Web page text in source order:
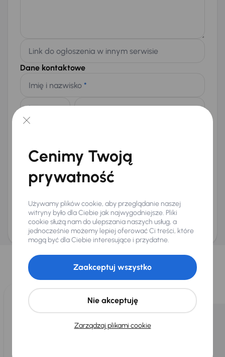
Link do ogłoszenia w innym serwisie
Dane kontaktowe
Imię i nazwisko *
Chcę otrzymywać informacje o ofertach rabatowych
Na e-mail(opcjonalnie)
Na numer telefonu (opcjonalnie)
Zwracamy uwagę, że umówienie spotkania nie jest równoznaczne z rezerwacją
ani zagwarantowaną dostępnością pojazdu. AURES Holdings a.s., z siedzibą
Dopraváků 874/15, Čimice, 184 00 Praga 8, będzie przechowywać i przetwarzać
Twoje dane osobowe zgodnie z zasadami ochrony i przetwarzaniadanych
osobowych.
Wybraliśmy dla Ciebie
Wybieramy dla Ciebienajlepsze pojazdyz naszej oferty. Kupimy
dla Ciebiedo 400 pojazdówkażdego dnia.
Cenimy Twoją
prywatność
Używamy plików cookie, aby przeglądanie naszej
witryny było dla Ciebie jak najwygodniejsze. Pliki
cookie służą nam do ulepszania naszych usług, a
jednocześnie możemy lepiej oferować Ci treści, które
mogą być dla Ciebie interesujące i przydatne.
Zarządzaj plikami cookie
Nie akceptuję
Zaakceptuj wszystko